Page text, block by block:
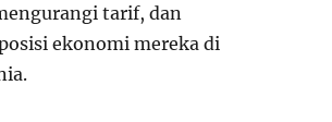
tarif, dan
ekonomi mereka di